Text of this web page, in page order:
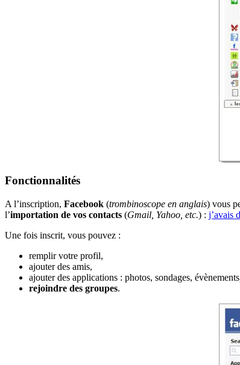
Fonctionnalités
A l’inscription, Facebook (trombinoscope en anglais) vous
l’importation de vos contacts (Gmail, Yahoo, etc.) : j’avais
Une fois inscrit, vous pouvez :
remplir votre profil,
ajouter des amis,
ajouter des applications : photos, sondages,
rejoindre des groupes.